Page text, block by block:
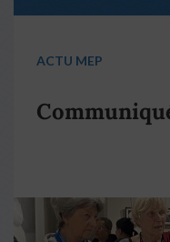
ACTU MEP